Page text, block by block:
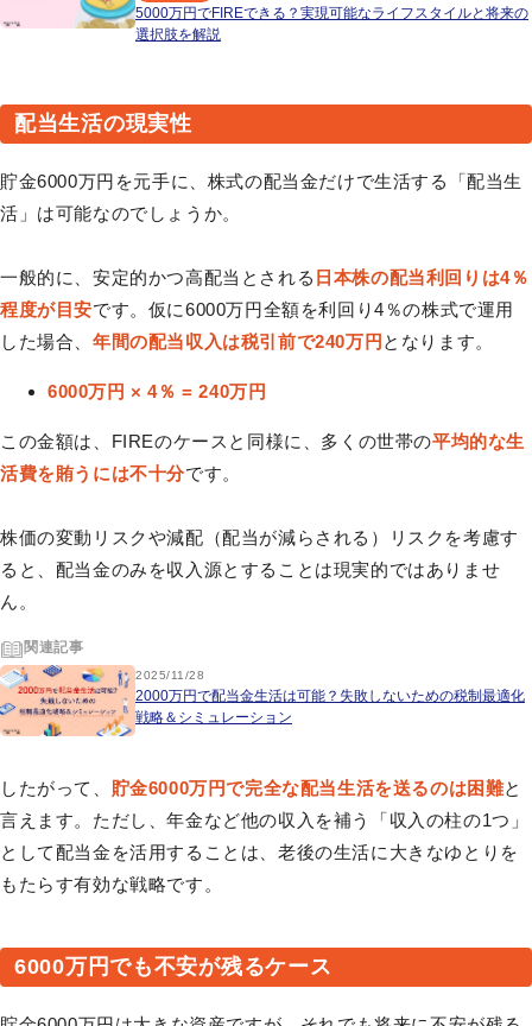
5000万円でFIREできる？実現可能なライフスタイルと将来の
選択肢を解説
配当生活の現実性
貯金6000万円を元手に、株式の配当金だけで生活する「配当生
活」は可能なのでしょうか。
一般的に、安定的かつ高配当とされる 日本株の配当利回りは4％
程度が目安です。仮に6000万円全額を利回り4％の株式で運用
した場合、 年間の配当収入は税引前で240万円 となります。
6000万円 × 4％ = 240万円
この金額は、FIREのケースと同様に、多くの世帯の平均的な生
活費を賄うには不十分です。
株価の変動リスクや減配（配当が減らされる）リスクを考慮す
ると、配当金のみを収入源とすることは現実的ではありませ
ん。
関連記事
2025/11/28
2000万円で配当金生活は可能？失敗しないための税制最適化
戦略＆シミュレーション
したがって、 貯金6000万円で完全な配当生活を送るのは困難と
言えます。ただし、年金など他の収入を補う「収入の柱の1つ」
として配当金を活用することは、老後の生活に大きなゆとりを
もたらす有効な戦略です。
6000万円でも不安が残るケース